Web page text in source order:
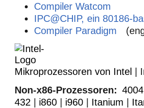
Compiler Watcom
IPC@CHIP, ein 80186-
Compiler Paradigm
Mikroprozessoren von Intel |
Non-x86-Prozessoren: 4004
432 | i860 | i960 | Itanium |